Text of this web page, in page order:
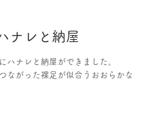
ナレと納屋
ハナレと納屋ができました。
ながった裸足が似合うおおらかな